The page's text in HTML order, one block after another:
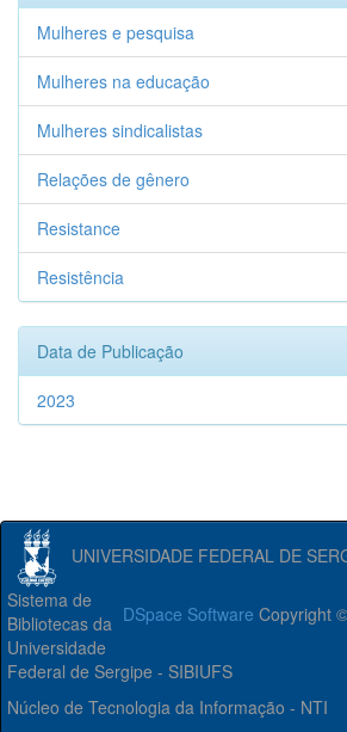
Mulheres e pesquisa
Mulheres na educação
Mulheres sindicalistas
Relações de gênero
Resistance
Resistência
Data de Publicação
2023
UNIVERSIDADE FEDERAL DE
DSpace Software Copyright
Sistema de
Bibliotecas da
Universidade
Federal de Sergipe - SIBIUFS
Núcleo de Tecnologia da Informação - NTI